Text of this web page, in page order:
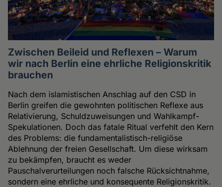
Zwischen Beileid und Reflexen – Warum
wir nach Berlin eine ehrliche Religionskritik
brauchen
Nach dem islamistischen Anschlag auf den CSD in
Berlin greifen die gewohnten politischen Reflexe aus
Relativierung, Schuldzuweisungen und Wahlkampf-
Spekulationen. Doch das fatale Ritual verfehlt den Kern
des Problems: die fundamentalistisch-religiöse
Ablehnung der freien Gesellschaft. Um diese wirksam
zu bekämpfen, braucht es weder
Pauschalverurteilungen noch falsche Rücksichtnahme,
sondern eine ehrliche und konsequente Religionskritik.